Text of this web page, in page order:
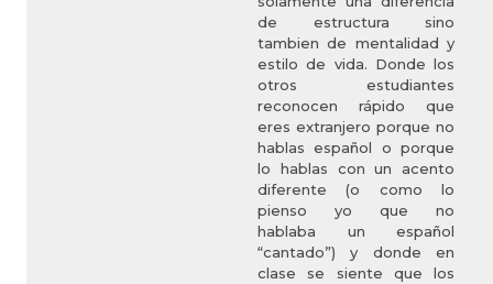
de estructura sino
tambien de mentalidad y
estilo de vida. Donde los
otros estudiantes
reconocen rápido que
eres extranjero porque no
hablas español o porque
lo hablas con un acento
diferente (o como lo
pienso yo que no
hablaba un español
“cantado”) y donde en
clase se siente que los